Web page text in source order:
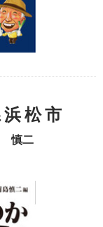
松市
慎二